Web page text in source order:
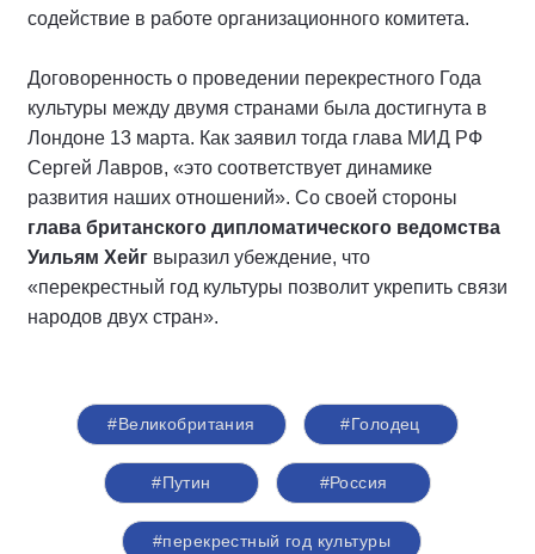
содействие в работе организационного комитета.
Договоренность о проведении перекрестного Года
культуры между двумя странами была достигнута в
Лондоне 13 марта. Как заявил тогда глава МИД РФ
Сергей Лавров, «это соответствует динамике
развития наших отношений». Со своей стороны
глава британского дипломатического ведомства
Уильям Хейг выразил убеждение, что
«перекрестный год культуры позволит укрепить связи
народов двух стран».
#Великобритания #Голодец
#Путин #Россия
#перекрестный год культуры